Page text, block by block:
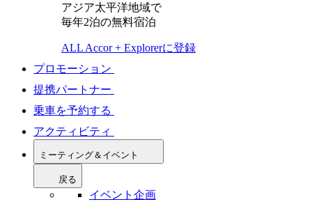
アジア太平洋地域で
毎年2泊の無料宿泊
ALL Accor + Explorerに登録
プロモーション
提携パートナー
乗車を予約する
アクティビティ
ミーティング＆イベント
戻る
イベント企画